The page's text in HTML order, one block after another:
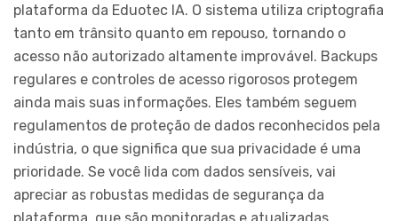
plataforma da Eduotec IA. O sistema utiliza criptografia
tanto em trânsito quanto em repouso, tornando o
acesso não autorizado altamente improvável. Backups
regulares e controles de acesso rigorosos protegem
ainda mais suas informações. Eles também seguem
regulamentos de proteção de dados reconhecidos pela
indústria, o que significa que sua privacidade é uma
prioridade. Se você lida com dados sensíveis, vai
apreciar as robustas medidas de segurança da